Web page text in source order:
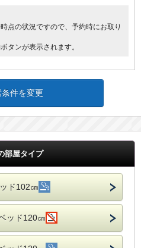
点の状況ですので、予約時にお取り
タンが表示されます。
件を変更
部屋タイプ
ド102㎝
ッド120㎝